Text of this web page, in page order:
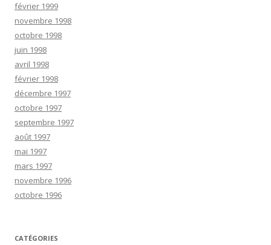
février 1999
novembre 1998
octobre 1998
juin 1998
avril 1998
février 1998
décembre 1997
octobre 1997
septembre 1997
août 1997
mai 1997
mars 1997
novembre 1996
octobre 1996
CATÉGORIES